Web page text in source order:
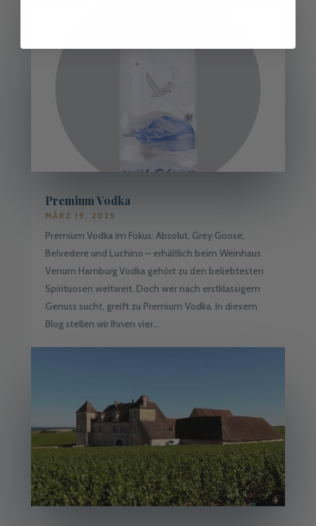
Premium Vodka
MÄRZ 19, 2025
Premium Vodka im Fokus: Absolut, Grey Goose,
Belvedere und Luchino – erhältlich beim Weinhaus
Venum Hamburg Vodka gehört zu den beliebtesten
Spirituosen weltweit. Doch wer nach erstklassigem
Genuss sucht, greift zu Premium Vodka. In diesem
Blog stellen wir Ihnen vier...